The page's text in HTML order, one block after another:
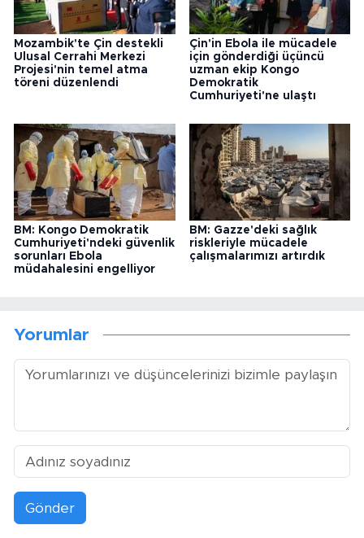
Mozambik'te Çin destekli
Ulusal Cerrahi Merkezi
Projesi'nin temel atma
töreni düzenlendi
Çin'in Ebola ile mücadele
için gönderdiği üçüncü
uzman ekip Kongo
Demokratik
Cumhuriyeti'ne ulaştı
BM: Kongo Demokratik
Cumhuriyeti'ndeki güvenlik
sorunları Ebola
müdahalesini engelliyor
BM: Gazze'deki sağlık
riskleriyle mücadele
çalışmalarımızı artırdık
Yorumlar
Gönder